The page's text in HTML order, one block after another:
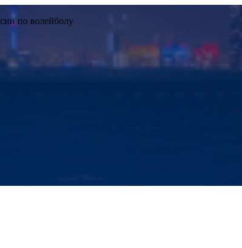
по волейболу